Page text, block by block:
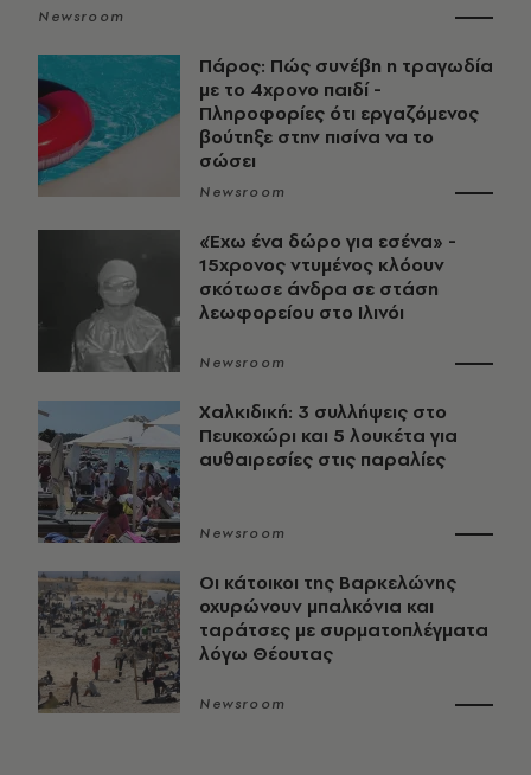
Newsroom
Πάρος: Πώς συνέβη η τραγωδία
με το 4χρονο παιδί -
Πληροφορίες ότι εργαζόμενος
βούτηξε στην πισίνα να το
σώσει
Newsroom
«Έχω ένα δώρο για εσένα» -
15χρονος ντυμένος κλόουν
σκότωσε άνδρα σε στάση
λεωφορείου στο Ιλινόι
Newsroom
Χαλκιδική: 3 συλλήψεις στο
Πευκοχώρι και 5 λουκέτα για
αυθαιρεσίες στις παραλίες
Newsroom
Οι κάτοικοι της Βαρκελώνης
οχυρώνουν μπαλκόνια και
ταράτσες με συρματοπλέγματα
λόγω Θέουτας
Newsroom